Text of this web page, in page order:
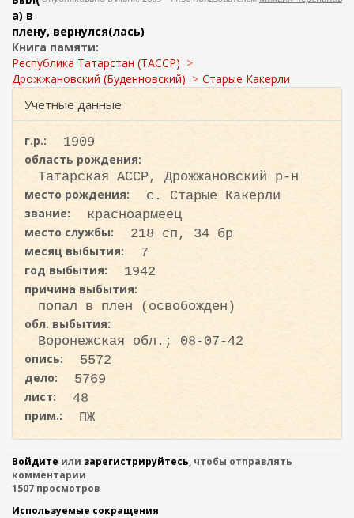
о
и
с
к
а) в
плену, вернулся(лась)
Книга памяти:
Республика Татарстан (ТАССР)
Дрожжановский (Буденновский)
Старые Какерли
Учетные данные
г.р.:
1909
область рождения:
Татарская АССР, Дрожжановский р-н
место рождения:
с. Старые Какерли
звание:
красноармеец
место службы:
218 сп, 34 бр
месяц выбытия:
7
год выбытия:
1942
причина выбытия:
попал в плен (освобожден)
обл. выбытия:
Воронежская обл.; 08-07-42
опись:
5572
дело:
5769
лист:
48
прим.:
ПЖ
Войдите или зарегистрируйтесь, чтобы отправлять
комментарии
1507 просмотров
Используемые сокращения